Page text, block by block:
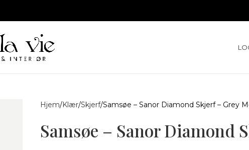
Hjem Klær Skjerf Samsøe – Sanor Diamond Skjerf – Grey
Samsøe – Sanor Diamond